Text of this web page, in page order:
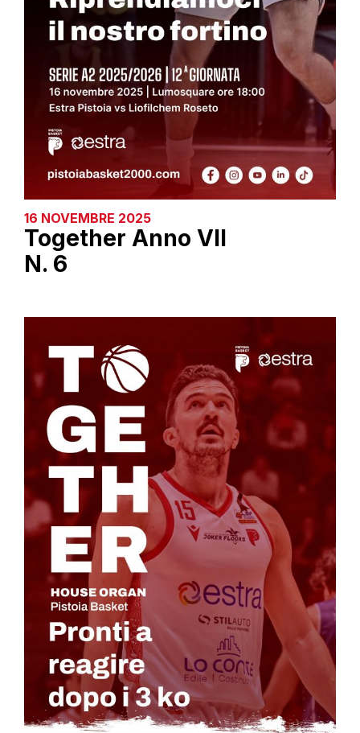
16 NOVEMBRE 2025
Together Anno VII
N. 6